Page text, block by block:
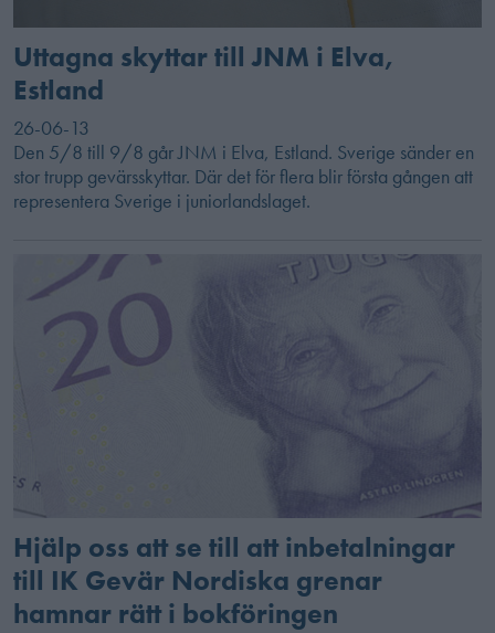
Uttagna skyttar till JNM i Elva,
Estland
26-06-13
Den 5/8 till 9/8 går JNM i Elva, Estland. Sverige sänder en
stor trupp gevärsskyttar. Där det för flera blir första gången att
representera Sverige i juniorlandslaget.
Hjälp oss att se till att inbetalningar
till IK Gevär Nordiska grenar
hamnar rätt i bokföringen